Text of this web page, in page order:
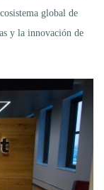
global de
y la innovación de